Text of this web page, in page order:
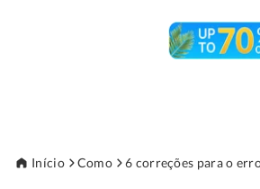
Início Como 6 correções para o